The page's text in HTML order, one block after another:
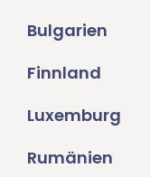
Bulgarien
Finnland
Luxemburg
Rumänien